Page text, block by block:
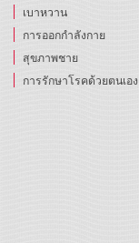
เบาหวาน
การออกกำลังกาย
สุขภาพชาย
การรักษาโรคด้วยตนเอง